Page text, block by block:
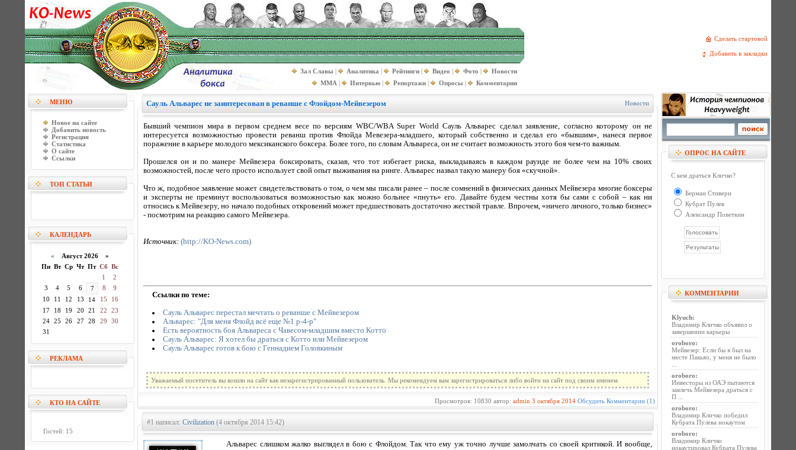
Сделать стартовой
Добавить в закладки
Зал Славы | Аналитика | Рейтинги | Видео | Фото |
Новости
MMA | Интервью | Репортажи | Опросы | Комментарии
МЕНЮ
Новое на сайте
Добавить новость
Регистрация
Статистика
О сайте
Ссылки
ТОП СТАТЬИ
КАЛЕНДАРЬ
« Август 2026 »
Пн Вт Ср Чт Пт Сб Вс
1
2
3
4 5 6 7 8
9
10
11 12 13 14 15
16
17
18 19 20 21 22
23
24
25 26 27 28 29
30
31
РЕКЛАМА
КТО НА САЙТЕ
Гостей: 15
Сауль Альварес не заинтересован в реванше с Флойдом-Мейвезером Новости
Бывший чемпион мира в первом среднем весе по версиям WBC/WBA Super World Сауль Альварес сделал заявление, согласно которому он не
интересуется возможностью провести реванш против Флойда Мевезера-младшего, который собственно и сделал его «бывшим», нанеся первое
поражение в карьере молодого мексиканского боксера. Более того, по словам Альвареса, он не считает возможность этого боя чем-то важным.
Прошелся он и по манере Мейвезера боксировать, сказав, что тот избегает риска, выкладываясь в каждом раунде не более чем на 10% своих
возможностей, после чего просто использует свой опыт выживания на ринге. Альварес назвал такую манеру боя «скучной».
Что ж, подобное заявление может свидетельствовать о том, о чем мы писали ранее – после сомнений в физических данных Мейвезера многие боксеры
и эксперты не преминут воспользоваться возможностью как можно больнее «пнуть» его. Давайте будем честны хотя бы сами с собой – как ни
относись к Мейвезеру, но начало подобных откровений может предшествовать достаточно жесткой травле. Впрочем, «ничего личного, только бизнес»
- посмотрим на реакцию самого Мейвезера.
Источник: (http://KO-News.com)
Ссылки по теме:
Сауль Альварес перестал мечтать о реванше с Мейвезером
Альварес: "Для меня Флойд всё еще №1 p-4-p"
Есть вероятность боя Альвареса с Чавесом-младшим вместо Котто
Сауль Альварес: Я хотел бы драться с Котто или Мейвезером
Сауль Альварес готов к бою с Геннадием Головкиным
Уважаемый посетитель вы вошли на сайт как незарегистрированный пользователь. Мы рекомендуем вам зарегистрироваться либо войти на сайт под своим именем.
Просмотров: 10830 автор: admin 3 октября 2014 Обсудить Комментарии (1)
#1 написал: Civilization (4 октября 2014 15:42)
Альварес слишком жалко выглядел в бою с Флойдом. Так что ему уж точно лучше замолчать со своей критикой. И вообще,
ОПРОС НА САЙТЕ
С кем драться Кличко?
Берман Стиверн
Кубрат Пулев
Александр Поветкин
КОММЕНТАРИИ
Klyuch:
Владимир Кличко объявил о
завершении карьеры
oroboro:
Мейвезер: Если бы я был на
месте Пакьяо, у меня не было
oroboro:
Инвесторы из ОАЭ пытаются
завлечь Мейвезера драться с
П ...
oroboro:
Владимир Кличко победил
Кубрата Пулева нокаутом
oroboro:
Владимир Кличко
нокаутировал Кубрата Пулева